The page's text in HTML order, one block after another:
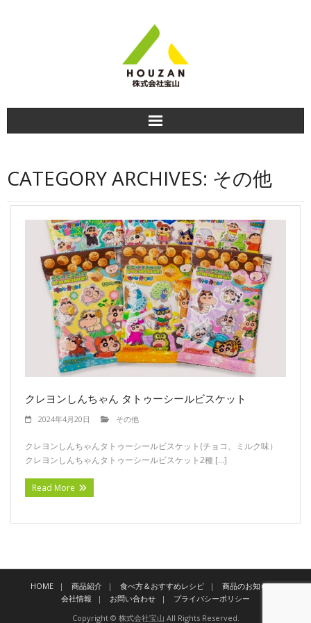
商品紹介
食べ方＆おすすめレシピ
商品のお知らせ
会社情報
お問い合わせ
プライバシーポリシー
CATEGORY ARCHIVES: その他
クレヨンしんちゃん タトゥーシールビスケット
2024年4月20日 その他
クレヨンしんちゃんタトゥーシールビスケット(チョコ、ミルク味）
クレヨンしんちゃんタトゥーシールビスケット2種 […]
Read More
HOME 商品紹介 食べ方＆おすすめレシピ
商品のお知らせ
会社情報
お問い合わせ
プライバシーポリシー
Copyright © 株式会社宝山 All Rights Reserved.